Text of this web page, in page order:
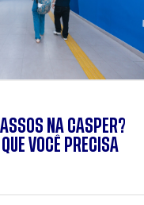
NA CÁSPER?
VOCÊ PRECISA